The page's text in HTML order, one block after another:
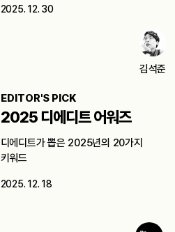
2025. 12. 30
김석준
EDITOR'S PICK
2025 디에디트 어워즈
디에디트가 뽑은 2025년의 20가지
키워드
2025. 12. 18